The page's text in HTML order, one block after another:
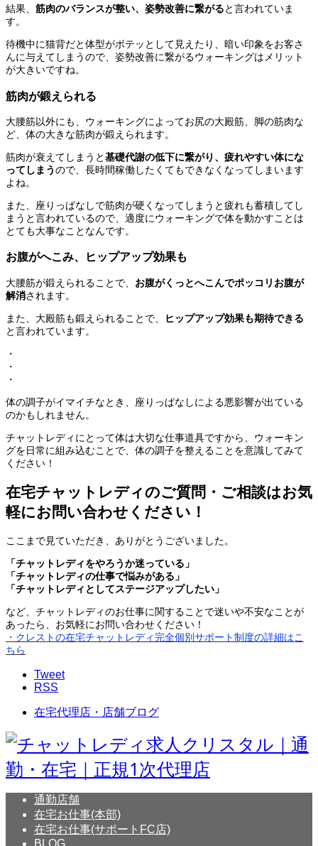
結果、 筋肉のバランスが整い、姿勢改善に繋がると言われていま
す。
待機中に猫背だと体型がボテッとして見えたり、暗い印象をお客さ
んに与えてしまうので、姿勢改善に繋がるウォーキングはメリット
が大きいですね。
筋肉が鍛えられる
大腰筋以外にも、ウォーキングによってお尻の大殿筋、脚の筋肉な
ど、体の大きな筋肉が鍛えられます。
筋肉が衰えてしまうと基礎代謝の低下に繋がり、疲れやすい体にな
ってしまうので、長時間稼働したくてもできなくなってしまいます
よね。
また、座りっぱなしで筋肉が硬くなってしまうと疲れも蓄積してし
まうと言われているので、適度にウォーキングで体を動かすことは
とても大事なことなんです。
お腹がへこみ、ヒップアップ効果も
大腰筋が鍛えられることで、 お腹がくっとへこんでポッコリお腹が
解消されます。
また、大殿筋も鍛えられることで、
ヒップアップ効果も期待できる
と言われています。
・
・
・
体の調子がイマイチなとき、座りっぱなしによる悪影響が出ている
のかもしれません。
チャットレディにとって体は大切な仕事道具ですから、ウォーキン
グを日常に組み込むことで、体の調子を整えることを意識してみて
ください！
在宅チャットレディのご質問・ご相談はお気
軽にお問い合わせください！
ここまで見ていただき、ありがとうございました。
「チャットレディをやろうか迷っている」
「チャットレディの仕事で悩みがある」
「チャットレディとしてステージアップしたい」
など、チャットレディのお仕事に関することで迷いや不安なことが
あったら、お気軽にお問い合わせください！
・クレストの在宅チャットレディ完全個別サポート制度の詳細はこ
ちら
Tweet
RSS
在宅代理店・店舗ブログ
通勤店舗
在宅お仕事(本部)
在宅お仕事(サポートFC店)
BLOG